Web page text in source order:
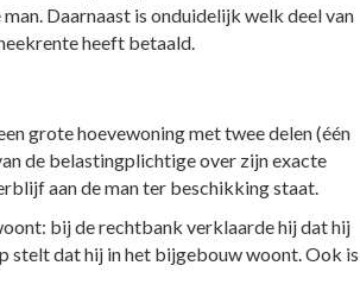
Daarnaast is onduidelijk welk deel van
heeft betaald.
grote hoevewoning met twee delen (één
de belastingplichtige over zijn exacte
aan de man ter beschikking staat.
bij de rechtbank verklaarde hij dat hij
stelt dat hij in het bijgebouw woont. Ook is